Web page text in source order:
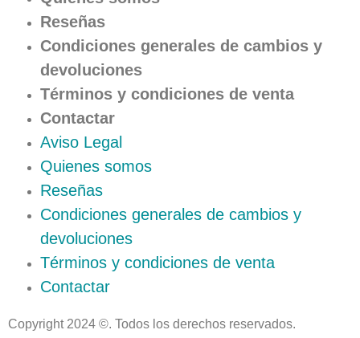
Reseñas
Condiciones generales de cambios y
devoluciones
Términos y condiciones de venta
Contactar
Aviso Legal
Quienes somos
Reseñas
Condiciones generales de cambios y
devoluciones
Términos y condiciones de venta
Contactar
Copyright 2024 ©. Todos los derechos reservados.